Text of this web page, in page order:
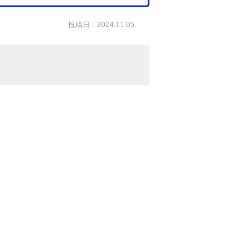
投稿日：2024.11.05